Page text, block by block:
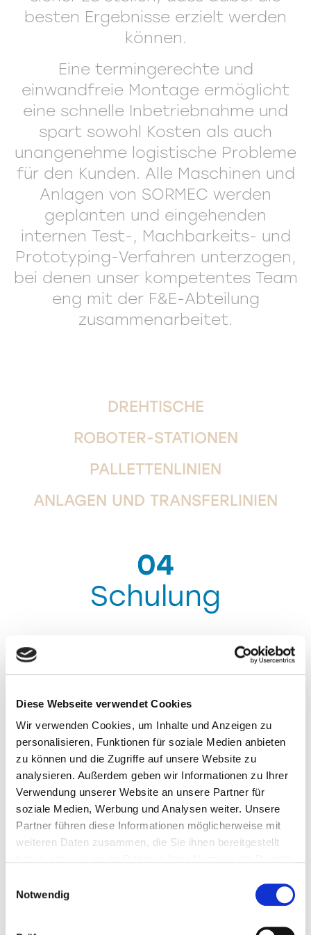
Diese Webseite verwendet Cookies
Wir verwenden Cookies, um Inhalte und Anzeigen zu
personalisieren, Funktionen für soziale Medien anbieten
zu können und die Zugriffe auf unsere Website zu
analysieren. Außerdem geben wir Informationen zu Ihrer
Verwendung unserer Website an unsere Partner für
soziale Medien, Werbung und Analysen weiter. Unsere
Partner führen diese Informationen möglicherweise mit
weiteren Daten zusammen, die Sie ihnen bereitgestellt
Notwendig
DREHTISCHE
ROBOTER-STATIONEN
PALLETTENLINIEN
ANLAGEN UND TRANSFERLINIEN
besten Ergebnisse erzielt werden
können.
Eine termingerechte und
einwandfreie Montage ermöglicht
eine schnelle Inbetriebnahme und
spart sowohl Kosten als auch
unangenehme logistische Probleme
für den Kunden. Alle Maschinen und
Anlagen von SORMEC werden
geplanten und eingehenden
internen Test-, Machbarkeits- und
Prototyping-Verfahren unterzogen,
bei denen unser kompetentes Team
eng mit der F&E-Abteilung
zusammenarbeitet.
04
Schulung
Eine professionelle Schulung schafft
die beste Voraussetzung für einen
Einsatz von Anlagen und Maschinen.
Aus diesem Grund legt SORMEC
großen Wert auf die Schulung der
Nutzer und bietet seinen Kunden
deshalb zielgerichtete, auf die
individuellen Bedürfnisse
zugeschnittene Schulungskurse an.
ANWENDERSCHULUNG FÜR KUNDEN
GEPLANTE ANLAUFZEITEN DER